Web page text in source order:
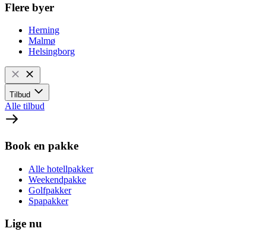
Flere byer
Herning
Malmø
Helsingborg
Tilbud
Alle tilbud
Book en pakke
Alle hotellpakker
Weekendpakke
Golfpakker
Spapakker
Lige nu